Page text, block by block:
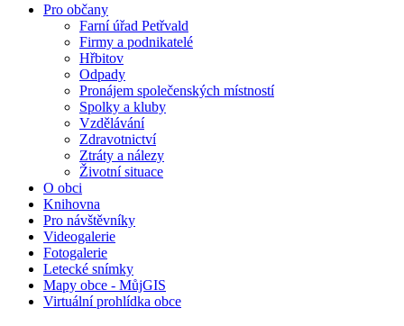
Pro občany
Farní úřad Petřvald
Firmy a podnikatelé
Hřbitov
Odpady
Pronájem společenských místností
Spolky a kluby
Vzdělávání
Zdravotnictví
Ztráty a nálezy
Životní situace
O obci
Knihovna
Pro návštěvníky
Videogalerie
Fotogalerie
Letecké snímky
Mapy obce - MůjGIS
Virtuální prohlídka obce